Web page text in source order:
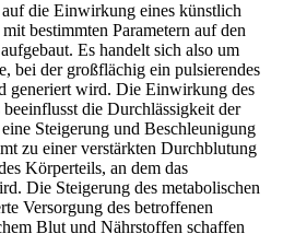
die Einwirkung eines künstlich
bestimmten Parametern auf den
Es handelt sich also um
bei der großflächig ein pulsierendes
generiert wird. Die Einwirkung des
die Durchlässigkeit der
Steigerung und Beschleunigung
zu einer verstärkten Durchblutung
Körperteils, an dem das
Die Steigerung des metabolischen
Versorgung des betroffenen
Blut und Nährstoffen schaffen